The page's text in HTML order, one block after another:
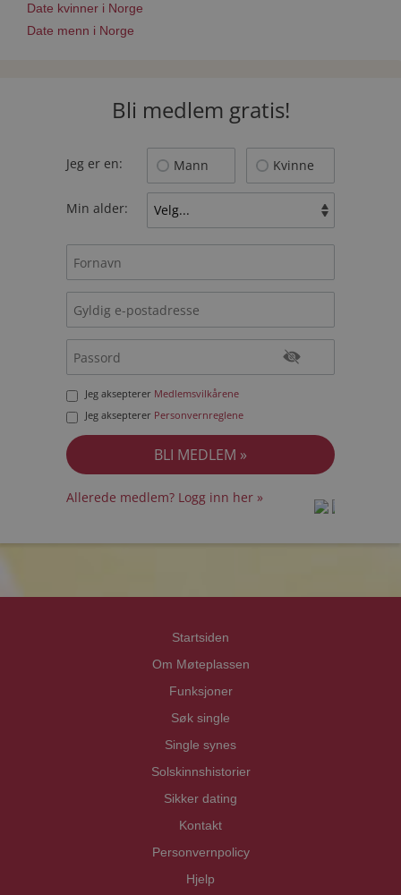
Date kvinner i Norge
Date menn i Norge
Bli medlem gratis!
Jeg er en: Mann Kvinne
Min alder:
Jeg aksepterer Medlemsvilkårene
Jeg aksepterer Personvernreglene
Allerede medlem? Logg inn her »
Startsiden
Om Møteplassen
Funksjoner
Søk single
Single synes
Solskinnshistorier
Sikker dating
Kontakt
Personvernpolicy
Hjelp